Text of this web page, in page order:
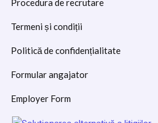
Termeni și condiții
Politică de confidențialitate
Formular angajator
Employer Form